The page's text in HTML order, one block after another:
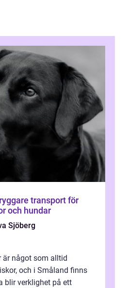
och hundar
Sjöberg
är något som alltid
och i Småland finns
blir verklighet på ett